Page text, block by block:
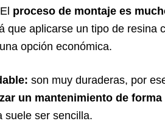
proceso de montaje es
que aplicarse un tipo de resina
opción económica.
son muy duraderas, por
un mantenimiento de
suele ser sencilla.